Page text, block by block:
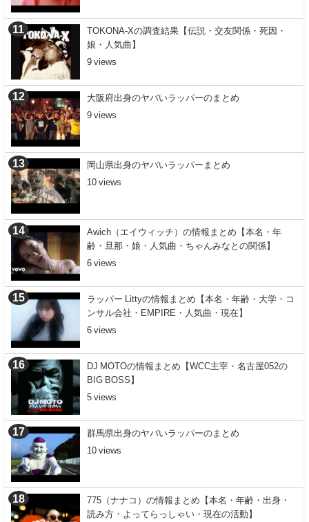
TOKONA-Xの調査結果【伝説・交友関係・死因・
娘・人気曲】
9
大阪府出身のヤバいラッパーのまとめ
9
岡山県出身のヤバいラッパーまとめ
10
Awich（エイウィッチ）の情報まとめ【本名・年
齢・旦那・娘・人気曲・ちゃんみなとの関係】
6
ラッパー Littyの情報まとめ【本名・年齢・大学・コ
ンサル会社・EMPIRE・人気曲・現在】
6
DJ MOTOの情報まとめ【WCC主宰・名古屋052の
BIG BOSS】
5
群馬県出身のヤバいラッパーのまとめ
10
775（ナナコ）の情報まとめ【本名・年齢・出身・
読み方・よってらっしゃい・現在の活動】